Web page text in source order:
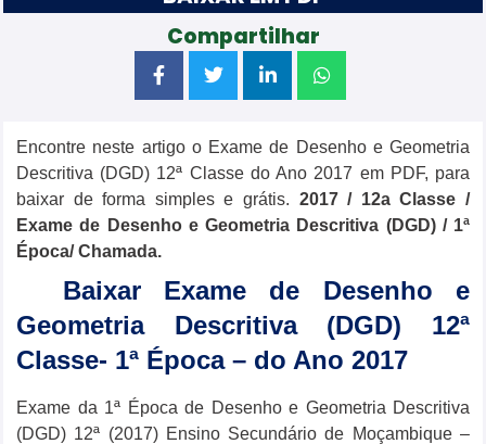
Compartilhar
Encontre neste artigo o Exame de Desenho e Geometria
Descritiva (DGD) 12ª Classe do Ano 2017 em PDF, para
baixar de forma simples e grátis. 2017 / 12a Classe /
Exame de Desenho e Geometria Descritiva (DGD) / 1ª
Época/ Chamada.
Baixar Exame de Desenho e
Geometria Descritiva (DGD) 12ª
Classe- 1ª Época – do Ano 2017
Exame da 1ª Época de Desenho e Geometria Descritiva
(DGD) 12ª (2017) Ensino Secundário de Moçambique –